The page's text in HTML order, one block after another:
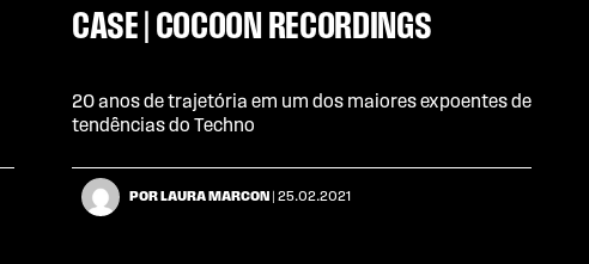
CASE | COCOON RECORDINGS
20 anos de trajetória em um dos maiores expoentes de
tendências do Techno
POR LAURA MARCON | 25.02.2021